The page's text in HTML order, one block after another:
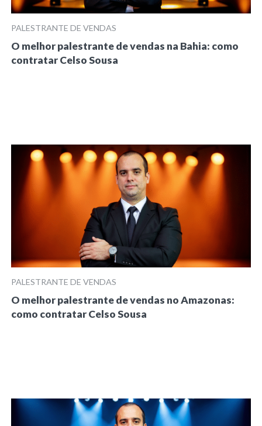
PALESTRANTE DE VENDAS
O melhor palestrante de vendas na Bahia: como
contratar Celso Sousa
PALESTRANTE DE VENDAS
O melhor palestrante de vendas no Amazonas:
como contratar Celso Sousa